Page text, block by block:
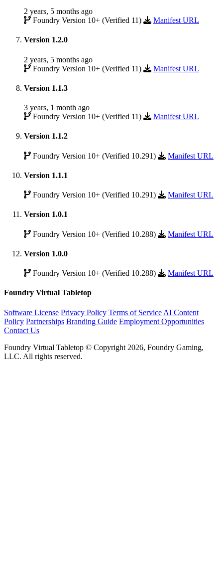
2 years, 5 months ago
Foundry Version 10+ (Verified 11)
Manifest URL
Version 1.2.0
2 years, 5 months ago
Foundry Version 10+ (Verified 11)
Manifest URL
Version 1.1.3
3 years, 1 month ago
Foundry Version 10+ (Verified 11)
Manifest URL
Version 1.1.2
Foundry Version 10+ (Verified 10.291) Manifest URL
Version 1.1.1
Foundry Version 10+ (Verified 10.291) Manifest URL
Version 1.0.1
Foundry Version 10+ (Verified 10.288) Manifest URL
Version 1.0.0
Foundry Version 10+ (Verified 10.288) Manifest URL
Foundry Virtual Tabletop
Software License Privacy Policy Terms of Service AI Content
Policy Partnerships Branding Guide Employment Opportunities
Contact Us
Foundry Virtual Tabletop © Copyright 2026, Foundry Gaming,
LLC. All rights reserved.